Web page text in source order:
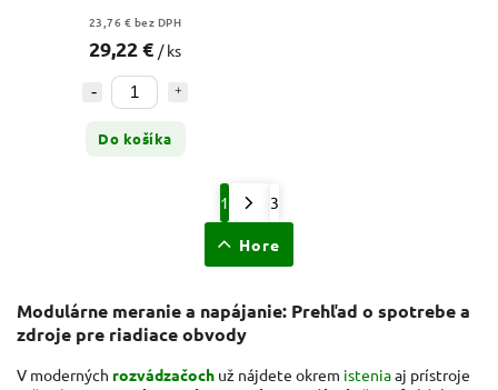
23,76 € bez DPH
29,22 € / ks
Do košíka
1 3
Hore
Modulárne meranie a napájanie: Prehľad o spotrebe a
zdroje pre riadiace obvody
V moderných rozvádzačoch už nájdete okrem isteniaaj prístroje